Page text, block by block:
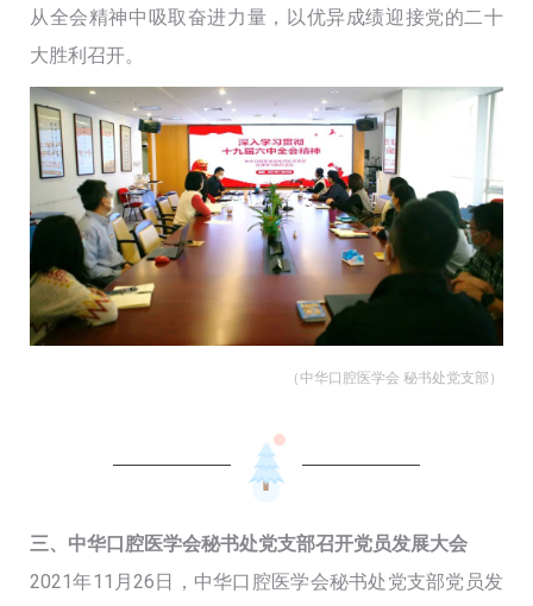
从全会精神中吸取奋进力量，以优异成绩迎接党的二十
大胜利召开。
（中华口腔医学会 秘书处党支部）
三、中华口腔医学会秘书处党支部召开党员发展大会
2021年11月26日，中华口腔医学会秘书处党支部党员发